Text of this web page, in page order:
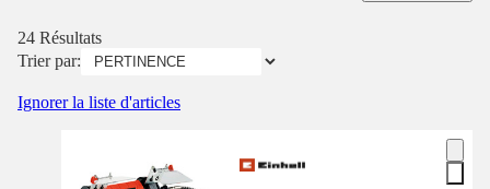
24 Résultats
Trier par:
Ignorer la liste d'articles